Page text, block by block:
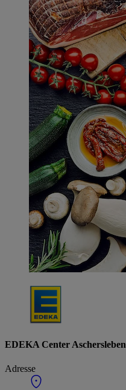
EDEKA Center Aschersleben
Adresse